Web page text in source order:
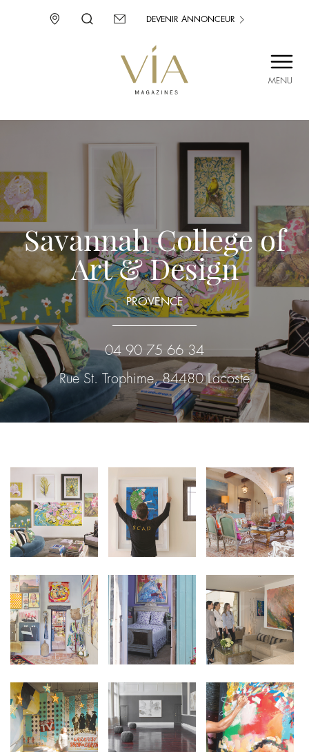
MENU
CORSE
ENVIE D’AILLEURS
DEVENIR ANNONCEUR
Savannah College of
Art & Design
PROVENCE
04 90 75 66 34
Rue St. Trophime, 84480 Lacoste